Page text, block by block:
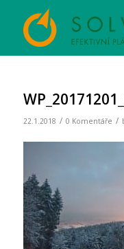
22.1.2018 / 0 Komentáře /